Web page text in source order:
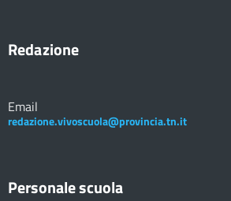
Redazione
Email
redazione.vivoscuola@provincia.tn.it
Personale scuola